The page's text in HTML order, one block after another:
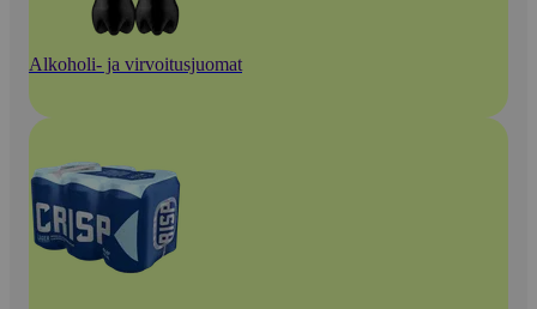
Alkoholi- ja virvoitusjuomat